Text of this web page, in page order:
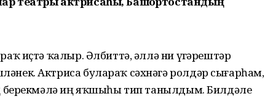
иҫтә ҡалыр. Әлбиттә, әллә ни үҙгәрештәр
Актриса булараҡ сәхнәгә ролдәр сығарһам,
берекмәлә иң яҡшыһы тип танылдым. Билдәле